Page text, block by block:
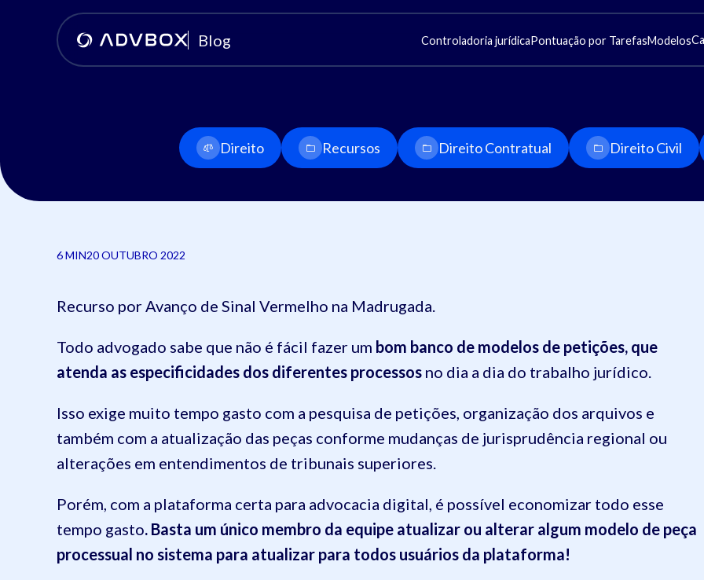
Blog Controladoria jurídicaPontuação por TarefasModelos
Direito Recursos Direito Contratual Direito Civil
6 MIN20 OUTUBRO 2022
Recurso por Avanço de Sinal Vermelho na Madrugada.
Todo advogado sabe que não é fácil fazer um bom banco de modelos de petições, que
atenda as especificidades dos diferentes processos no dia a dia do trabalho jurídico.
Isso exige muito tempo gasto com a pesquisa de petições, organização dos arquivos e
também com a atualização das peças conforme mudanças de jurisprudência regional ou
alterações em entendimentos de tribunais superiores.
Porém, com a plataforma certa para advocacia digital, é possível economizar todo esse
tempo gasto. Basta um único membro da equipe atualizar ou alterar algum modelo de peça
processual no sistema para atualizar para todos usuários da plataforma!